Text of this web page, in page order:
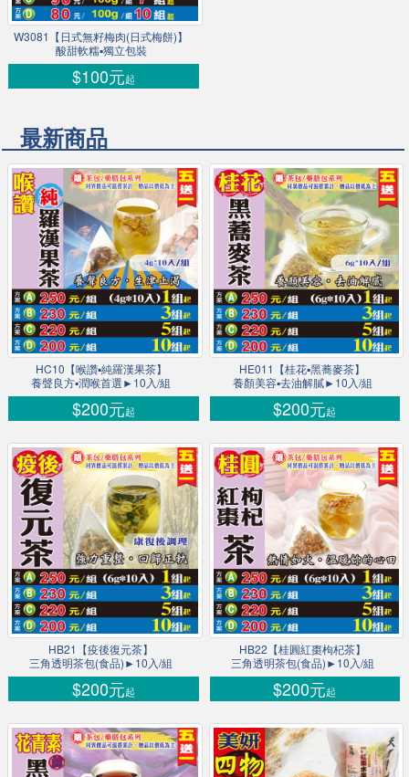
W3081【日式無籽梅肉(日式梅餅)】
酸甜軟糯▪獨立包裝
$100元起
最新商品
HC10【喉讚▪純羅漢果茶】
養聲良方▪潤喉首選►10入/組
$200元起
HE011【桂花▪黑蕎麥茶】
養顏美容▪去油解膩►10入/組
$200元起
HB21【疫後復元茶】
三角透明茶包(食品)►10入/組
$200元起
HB22【桂圓紅棗枸杞茶】
三角透明茶包(食品)►10入/組
$200元起